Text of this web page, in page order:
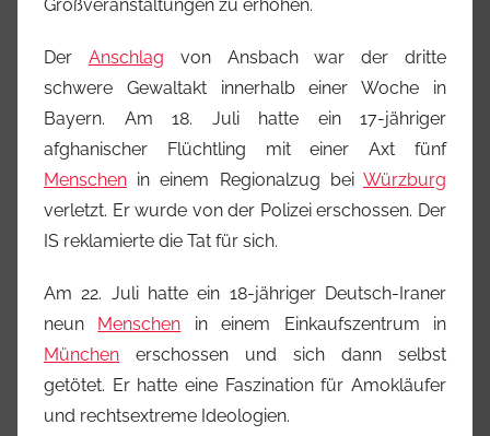
Großveranstaltungen zu erhöhen.
Der Anschlag von Ansbach war der dritte
schwere Gewaltakt innerhalb einer Woche in
Bayern. Am 18. Juli hatte ein 17-jähriger
afghanischer Flüchtling mit einer Axt fünf
Menschen in einem Regionalzug bei Würzburg
verletzt. Er wurde von der Polizei erschossen. Der
IS reklamierte die Tat für sich.
Am 22. Juli hatte ein 18-jähriger Deutsch-Iraner
neun Menschen in einem Einkaufszentrum in
München erschossen und sich dann selbst
getötet. Er hatte eine Faszination für Amokläufer
und rechtsextreme Ideologien.